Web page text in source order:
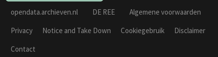
opendata.archieven.nl DE REE
Algemene voorwaarden
Privacy
Notice and Take Down Cookiegebruik
Disclaimer
Contact